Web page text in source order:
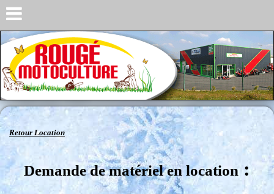
Retour Location
Demande de matériel en location: